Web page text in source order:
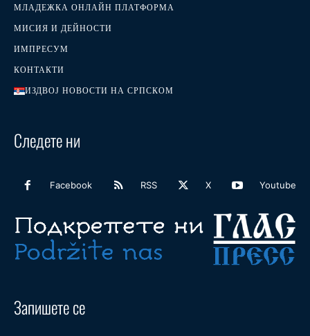
МЛАДЕЖКА ОНЛАЙН ПЛАТФОРМА
МИСИЯ И ДЕЙНОСТИ
ИМПРЕСУМ
КОНТАКТИ
ИЗДВОЈ НОВОСТИ НА СРПСКОМ
Следете ни
Facebook RSS X Youtube
Запишете се